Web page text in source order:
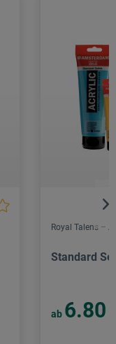
Royal Talens –
Standard
ab 6.80